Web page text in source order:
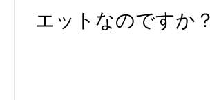
エットなのですか？